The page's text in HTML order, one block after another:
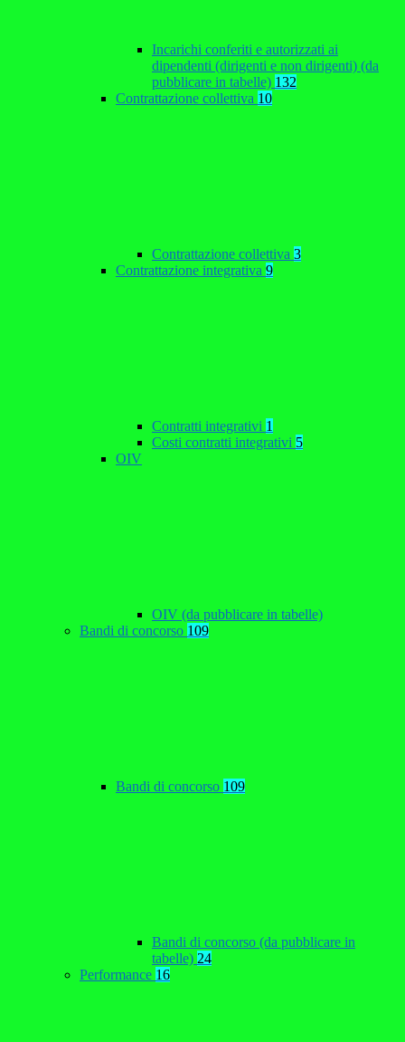
Incarichi conferiti e autorizzati ai
dipendenti (dirigenti e non dirigenti) (da
pubblicare in tabelle) 132
Contrattazione collettiva 10
Contrattazione collettiva 3
Contrattazione integrativa 9
Contratti integrativi 1
Costi contratti integrativi 5
OIV
OIV (da pubblicare in tabelle)
Bandi di concorso 109
Bandi di concorso 109
Bandi di concorso (da pubblicare in
tabelle) 24
Performance 16